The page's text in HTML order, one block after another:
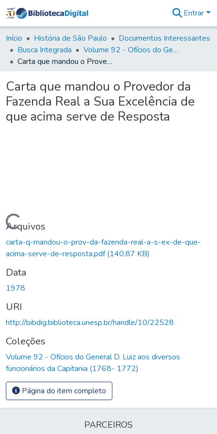
&
Coleções
Tudo na
Biblioteca
Estatísticas
Entrar
Início História de São Paulo
Documentos Interessantes
Busca Integrada
Volume 92 - Ofícios do General D. Luiz aos diversos funcionários da Capitania (1768- 1772)
Carta que mandou o Provedor da Fazenda Real a Sua Excelência de que acima serve de Resposta
Carta que mandou o Provedor da
Fazenda Real a Sua Excelência de
que acima serve de Resposta
Carregando...
Arquivos
carta-q-mandou-o-prov-da-fazenda-real-a-s-ex-de-que-
acima-serve-de-resposta.pdf(140,87 KB)
Data
1978
URI
http://bibdig.biblioteca.unesp.br/handle/10/22528
Coleções
Volume 92 - Ofícios do General D. Luiz aos diversos
funcionários da Capitania (1768- 1772)
Página do item completo
PARCEIROS